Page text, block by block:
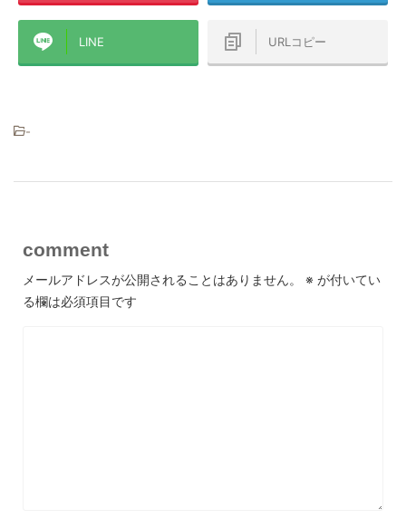
LINE URLコピー
-
comment
メールアドレスが公開されることはありません。 ※ が付いてい
る欄は必須項目です